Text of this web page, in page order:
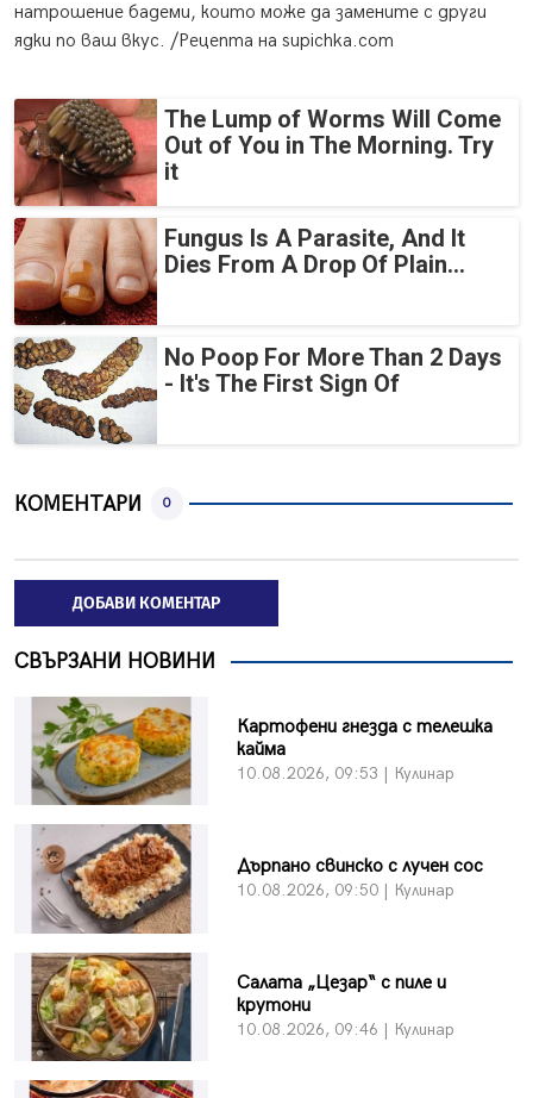
натрошение бадеми, които може да замените с други
ядки по ваш вкус. /Рецепта на supichka.com
The Lump of Worms Will Come
Out of You in The Morning. Try
it
Fungus Is A Parasite, And It
Dies From A Drop Of Plain...
No Poop For More Than 2 Days
- It's The First Sign Of
КОМЕНТАРИ 0
ДОБАВИ КОМЕНТАР
СВЪРЗАНИ НОВИНИ
Картофени гнезда с телешка
кайма
10.08.2026, 09:53 | Кулинар
Дърпано свинско с лучен сос
10.08.2026, 09:50 | Кулинар
Салата „Цезар“ с пиле и
крутони
10.08.2026, 09:46 | Кулинар